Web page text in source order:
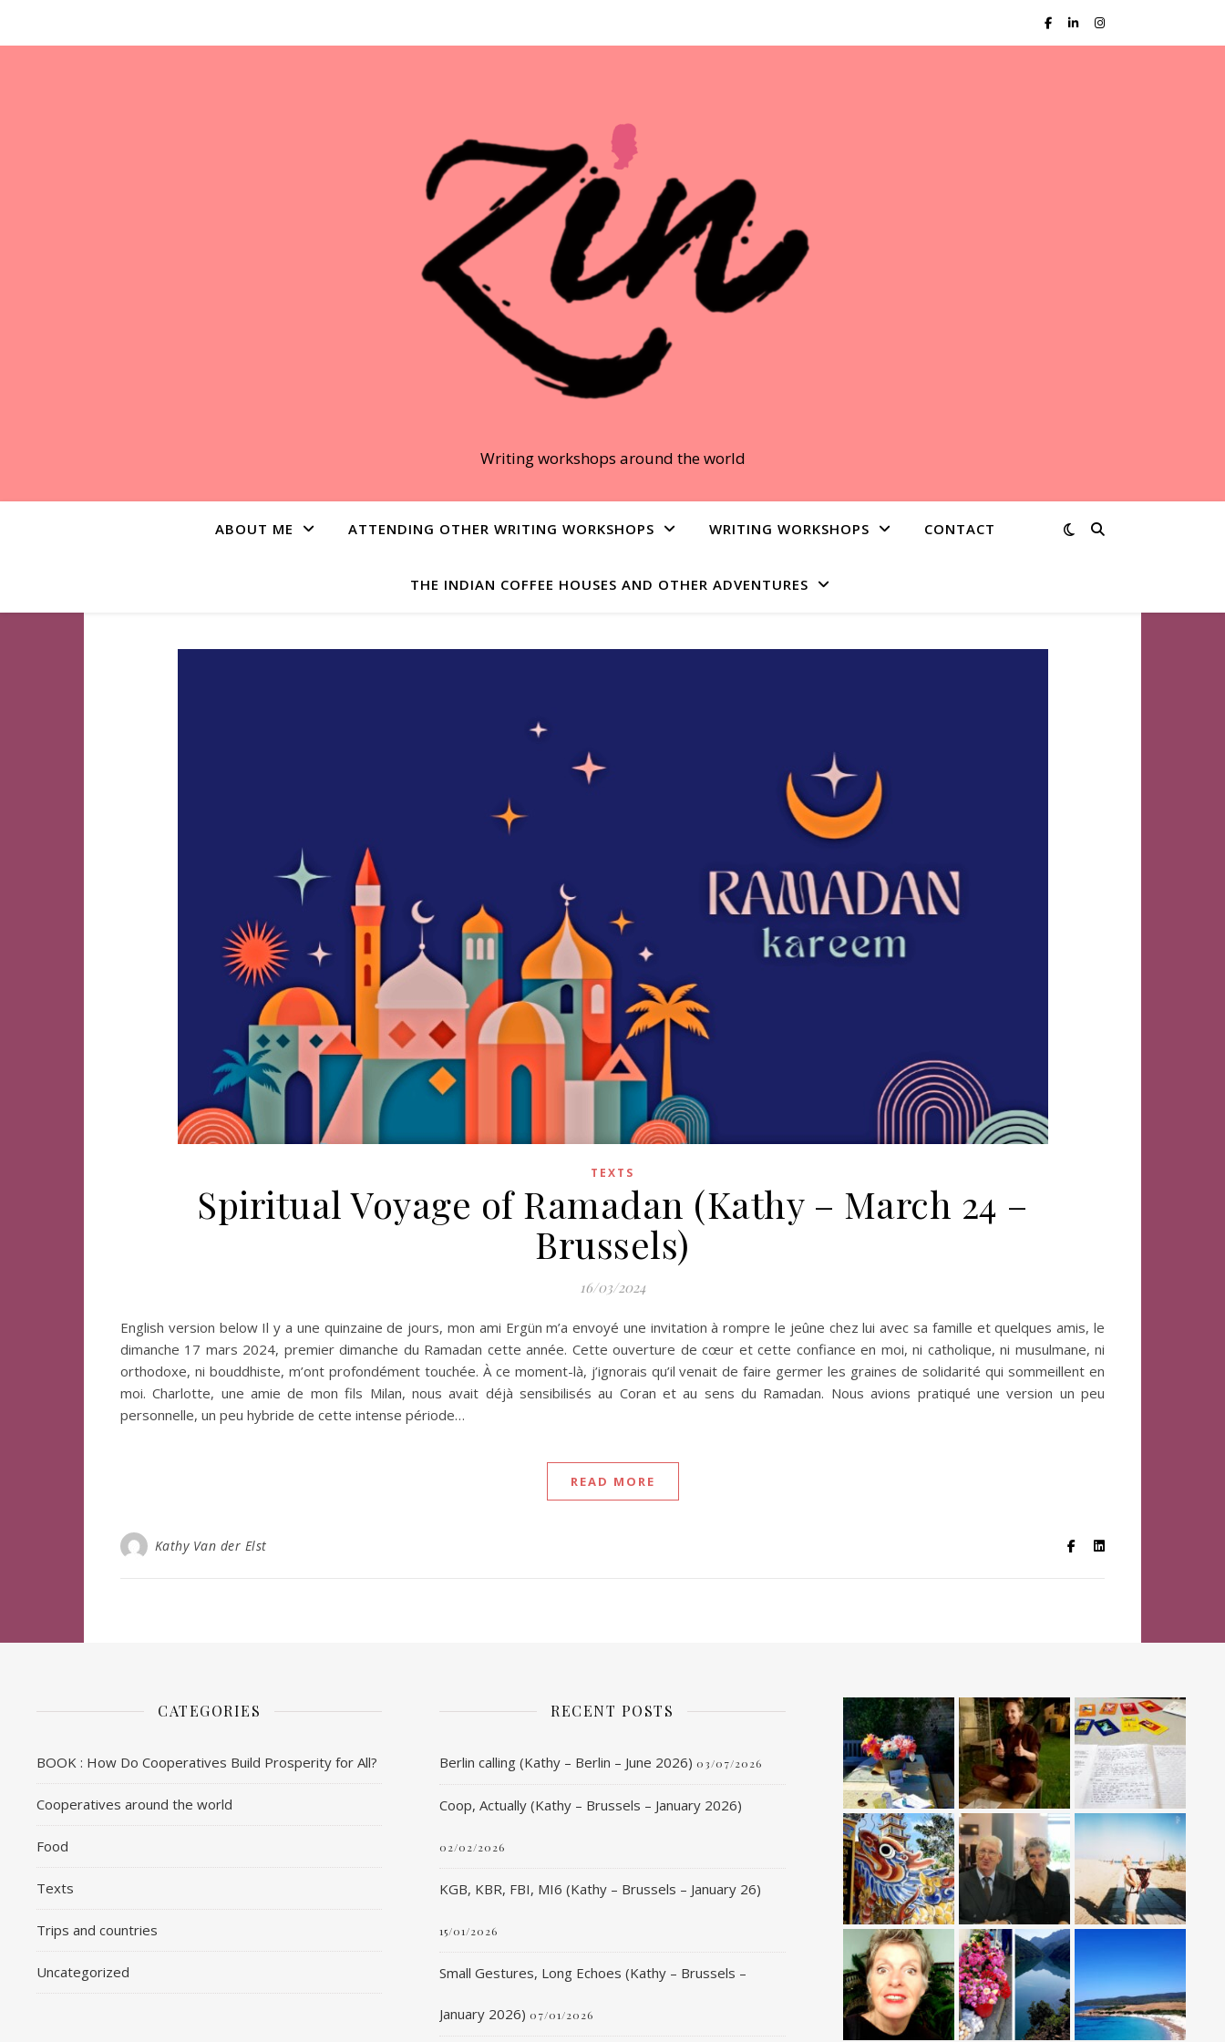
Writing workshops around the world
ABOUT ME ATTENDING OTHER WRITING WORKSHOPS WRITING WORKSHOPS CONTACT
THE INDIAN COFFEE HOUSES AND OTHER ADVENTURES
TEXTS
Spiritual Voyage of Ramadan (Kathy – March 24 –
Brussels)
16/03/2024
English version below Il y a une quinzaine de jours, mon ami Ergün m’a envoyé une invitation à rompre le jeûne chez lui avec sa famille et quelques amis, le
dimanche 17 mars 2024, premier dimanche du Ramadan cette année. Cette ouverture de cœur et cette confiance en moi, ni catholique, ni musulmane, ni
orthodoxe, ni bouddhiste, m’ont profondément touchée. À ce moment-là, j’ignorais qu’il venait de faire germer les graines de solidarité qui sommeillent en
moi. Charlotte, une amie de mon fils Milan, nous avait déjà sensibilisés au Coran et au sens du Ramadan. Nous avions pratiqué une version un peu
personnelle, un peu hybride de cette intense période…
READ MORE
Kathy Van der Elst
CATEGORIES
BOOK : How Do Cooperatives Build Prosperity for All?
Cooperatives around the world
Food
Texts
Trips and countries
Uncategorized
RECENT POSTS
Berlin calling (Kathy – Berlin – June 2026) 03/07/2026
Coop, Actually (Kathy – Brussels – January 2026)
02/02/2026
KGB, KBR, FBI, MI6 (Kathy – Brussels – January 26)
15/01/2026
Small Gestures, Long Echoes (Kathy – Brussels –
January 2026) 07/01/2026